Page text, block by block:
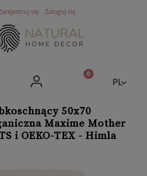
się Zaloguj się
PL
50x70
Maxime Mother
i OEKO-TEX - Himla